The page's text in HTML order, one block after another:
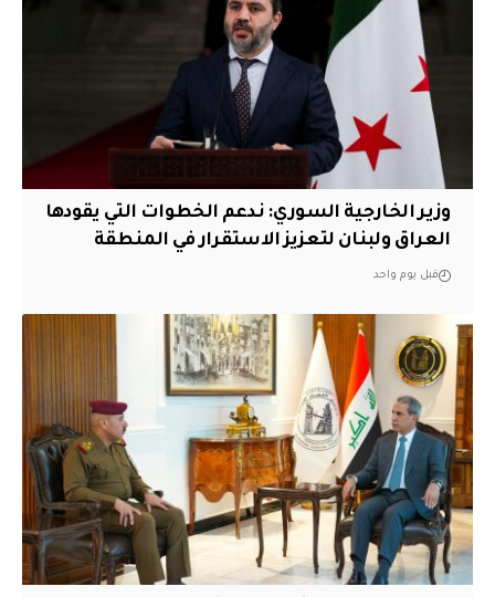
وزير الخارجية السوري: ندعم الخطوات التي يقودها
العراق ولبنان لتعزيز الاستقرار في المنطقة
قبل يوم واحد